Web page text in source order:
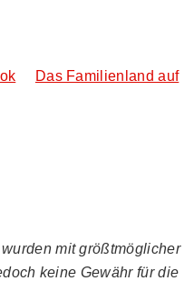
Das Familienland auf
mit größtmöglicher
keine Gewähr für die